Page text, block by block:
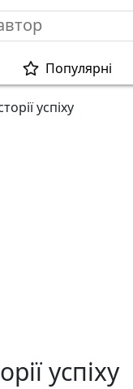
Популярні
успіху
успіху